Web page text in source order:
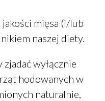
mięsa (i/lub
naszej diety.
zjadać wyłącznie
hodowanych w
naturalnie,